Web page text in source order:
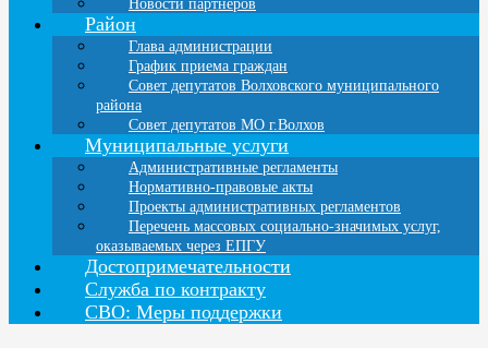
Новости партнеров
Район
Глава администрации
График приема граждан
Совет депутатов Волховского муниципального
района
Совет депутатов МО г.Волхов
Муниципальные услуги
Административные регламенты
Нормативно-правовые акты
Проекты административных регламентов
Перечень массовых социально-значимых услуг,
оказываемых через ЕПГУ
Достопримечательности
Служба по контракту
СВО: Меры поддержки